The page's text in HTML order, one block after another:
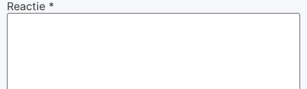
Reactie *